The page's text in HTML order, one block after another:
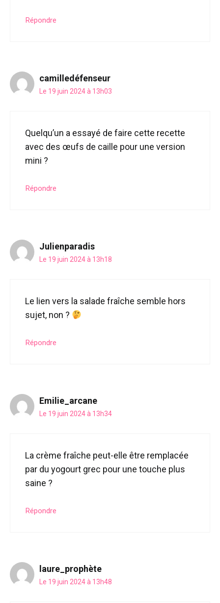
Répondre
camilledéfenseur
Le 19 juin 2024 à 13h03
Quelqu’un a essayé de faire cette recette
avec des œufs de caille pour une version
mini ?
Répondre
Julienparadis
Le 19 juin 2024 à 13h18
Le lien vers la salade fraîche semble hors
sujet, non ?
Répondre
Emilie_arcane
Le 19 juin 2024 à 13h34
La crème fraîche peut-elle être remplacée
par du yogourt grec pour une touche plus
saine ?
Répondre
laure_prophète
Le 19 juin 2024 à 13h48